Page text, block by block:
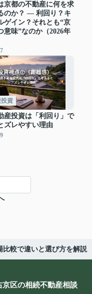
京都の不動産に何を求
のか？ ― 利回り？キ
ゲイン？それとも“京
意味”なのか（2026年
資
産投資は「利回り」で
ズレやすい理由
較で違いと選び方を解説
区の相続不動産相談